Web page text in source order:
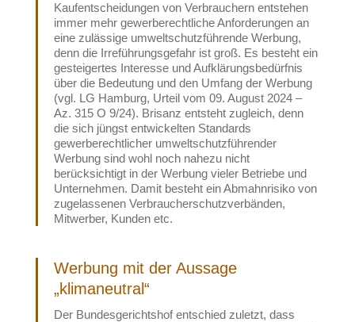
Kaufentscheidungen von Verbrauchern entstehen
immer mehr gewerberechtliche Anforderungen an
eine zulässige umweltschutzführende Werbung,
denn die Irreführungsgefahr ist groß. Es besteht ein
gesteigertes Interesse und Aufklärungsbedürfnis
über die Bedeutung und den Umfang der Werbung
(vgl. LG Hamburg, Urteil vom 09. August 2024 –
Az. 315 O 9/24). Brisanz entsteht zugleich, denn
die sich jüngst entwickelten Standards
gewerberechtlicher umweltschutzführender
Werbung sind wohl noch nahezu nicht
berücksichtigt in der Werbung vieler Betriebe und
Unternehmen. Damit besteht ein Abmahnrisiko von
zugelassenen Verbraucherschutzverbänden,
Mitwerber, Kunden etc.
Werbung mit der Aussage
„klimaneutral“
Der Bundesgerichtshof entschied zuletzt, dass